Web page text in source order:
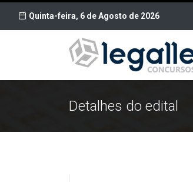
Quinta-feira, 6 de Agosto de 2026
Detalhes do edital